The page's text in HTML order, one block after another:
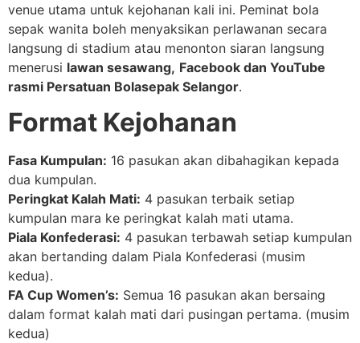
venue utama untuk kejohanan kali ini. Peminat bola
sepak wanita boleh menyaksikan perlawanan secara
langsung di stadium atau menonton siaran langsung
menerusi lawan sesawang, Facebook dan YouTube
rasmi Persatuan Bolasepak Selangor.
Format Kejohanan
Fasa Kumpulan: 16 pasukan akan dibahagikan kepada
dua kumpulan.
Peringkat Kalah Mati: 4 pasukan terbaik setiap
kumpulan mara ke peringkat kalah mati utama.
Piala Konfederasi: 4 pasukan terbawah setiap kumpulan
akan bertanding dalam Piala Konfederasi (musim
kedua).
FA Cup Women’s: Semua 16 pasukan akan bersaing
dalam format kalah mati dari pusingan pertama. (musim
kedua)